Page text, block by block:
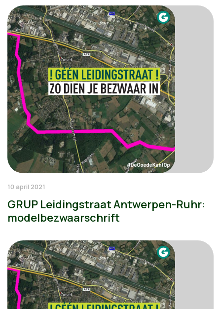
10 april 2021
GRUP Leidingstraat Antwerpen-Ruhr:
modelbezwaarschrift